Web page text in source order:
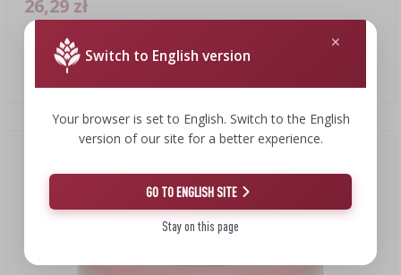
Dama 5L z korkiem, poziomą rurką oraz zakrętką
26,29 zł
26,29 PLN/szt.
Switch to English version
Your browser is set to English. Switch to the English
version of our site for a better experience.
GO TO ENGLISH SITE
Stay on this page